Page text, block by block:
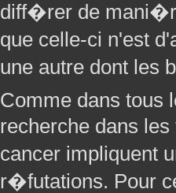
diff�rer de
que celle-ci n'est
une autre dont les
Comme dans tous
recherche dans
cancer impliquent
r�futations. Pour